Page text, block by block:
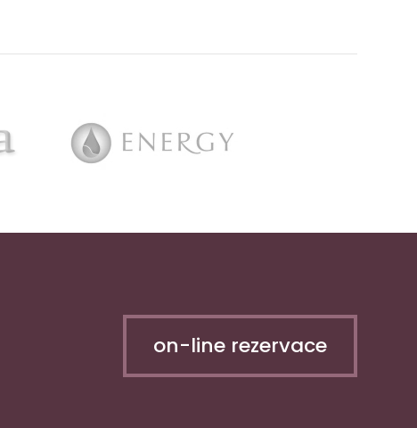
on-line rezervace